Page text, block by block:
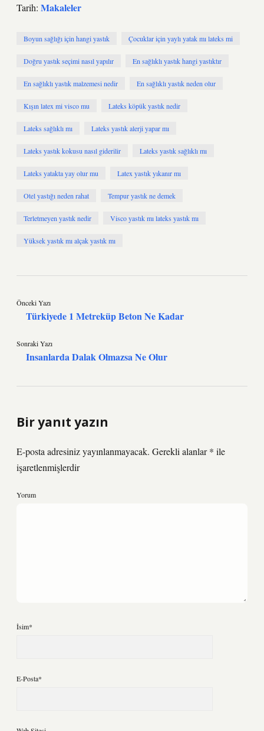
Tarih: Makaleler
Boyun sağlığı için hangi yastık Çocuklar için yaylı yatak mı lateks mi
Doğru yastık seçimi nasıl yapılır En sağlıklı yastık hangi yastıktır
En sağlıklı yastık malzemesi nedir En sağlıklı yastık neden olur
Kışın latex mi visco mu Lateks köpük yastık nedir
Lateks sağlıklı mı Lateks yastık alerji yapar mı
Lateks yastık kokusu nasıl giderilir Lateks yastık sağlıklı mı
Lateks yatakta yay olur mu Latex yastık yıkanır mı
Otel yastığı neden rahat Tempur yastık ne demek
Terletmeyen yastık nedir Visco yastık mı lateks yastık mı
Yüksek yastık mı alçak yastık mı
Önceki Yazı
Türkiyede 1 Metreküp Beton Ne Kadar
Sonraki Yazı
Insanlarda Dalak Olmazsa Ne Olur
Bir yanıt yazın
E-posta adresiniz yayınlanmayacak. Gerekli alanlar* ile
işaretlenmişlerdir
Yorum
İsim*
E-Posta*